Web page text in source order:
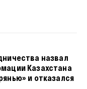
назвал
Казахстана
и отказался